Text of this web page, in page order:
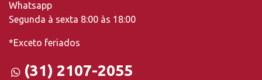
Whatsapp
Segunda à sexta 8:00 às 18:00
*Exceto feriados
(31) 2107-2055